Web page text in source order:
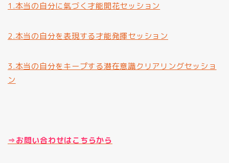
1.本当の自分に氣づく才能開花セッション
2.本当の自分を表現する才能発揮セッション
3.本当の自分をキープする潜在意識クリアリングセッショ
ン
⇒お問い合わせはこちらから